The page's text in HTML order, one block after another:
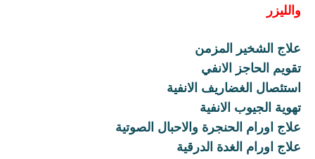
والليزر
علاج الشخير المزمن
تقويم الحاجز الانفي
استئصال الغضاريف الانفية
تهوية الجيوب الانفية
علاج اورام الحنجرة والاحبال الصوتية
علاج اورام الغدة الدرقية